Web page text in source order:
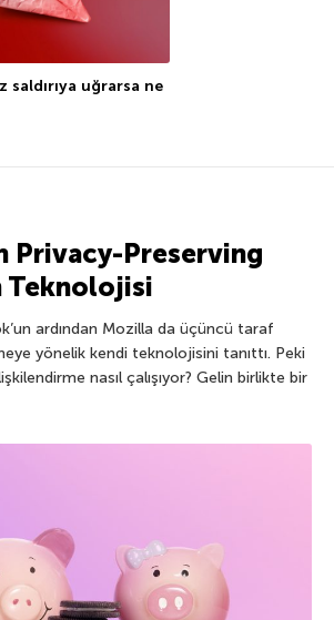
saldırıya uğrarsa ne
Privacy-Preserving
ardından Mozilla da üçüncü taraf
yönelik kendi teknolojisini tanıttı. Peki
nasıl çalışıyor? Gelin birlikte bir